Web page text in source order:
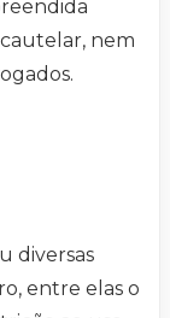
nem
diversas
entre elas o